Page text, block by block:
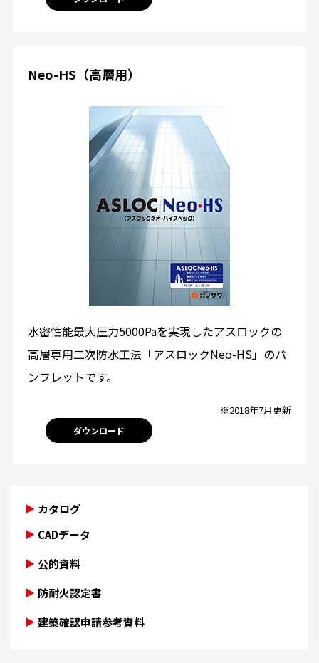
Neo-HS（高層用）
水密性能最大圧力5000Paを実現したアスロックの
高層専用二次防水工法「アスロックNeo-HS」のパ
ンフレットです。
※2018年7月更新
ダウンロード
カタログ
CADデータ
公的資料
防耐火認定書
建築確認申請参考資料